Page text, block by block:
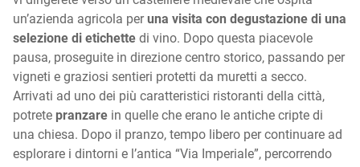
un’azienda agricola peruna visita con degustazione di una
selezione di etichette di vino. Dopo questa piacevole
pausa, proseguite in direzione centro storico, passando per
vigneti e graziosi sentieri protetti da muretti a secco.
Arrivati ad uno dei più caratteristici ristoranti della città,
potrete pranzare in quelle che erano le antiche cripte di
una chiesa. Dopo il pranzo, tempo libero per continuare ad
esplorare i dintorni e l’antica “Via Imperiale”, percorrendo